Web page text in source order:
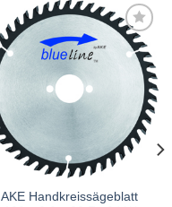
hinzufügen
AKE Handkreissägeblatt